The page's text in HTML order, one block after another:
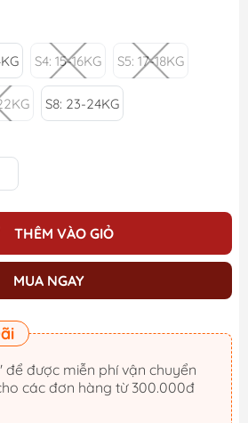
S4: 15-16KG S5: 17-18KG
S8: 23-24KG
THÊM VÀO GIỎ
MUA NGAY
để được miễn phí vận chuyển
các đơn hàng từ 300.000đ